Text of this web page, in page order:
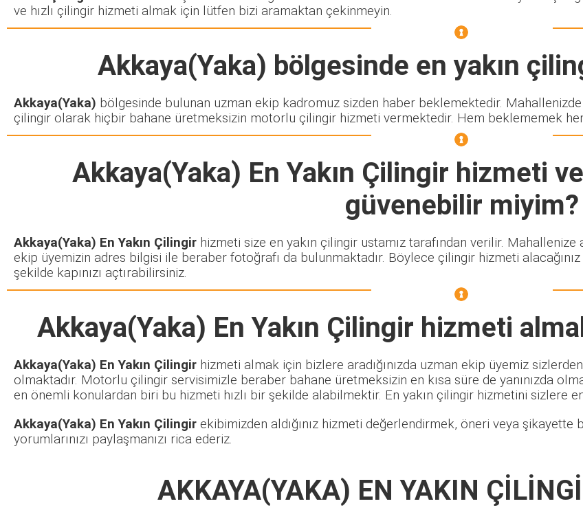
ve hızlı çilingir hizmeti almak için lütfen bizi aramaktan çekinmeyin.
Akkaya(Yaka) bölgesinde en yakın
Akkaya(Yaka) bölgesinde bulunan uzman ekip kadromuz sizden haber beklemektedir.
çilingir olarak hiçbir bahane üretmeksizin motorlu çilingir hizmeti vermektedir. Hem beklememek
Akkaya(Yaka) En Yakın Çilingir hizmeti
güvenebilir miyim?
Akkaya(Yaka) En Yakın Çilingir hizmeti size en yakın çilingir ustamız tarafından verilir.
ekip üyemizin adres bilgisi ile beraber fotoğrafı da bulunmaktadır. Böylece çilingir hizmeti
şekilde kapınızı açtırabilirsiniz.
Akkaya(Yaka) En Yakın Çilingir hizmeti
Akkaya(Yaka) En Yakın Çilingir hizmeti almak için bizlere aradığınızda uzman ekip üyemiz
olmaktadır. Motorlu çilingir servisimizle beraber bahane üretmeksizin en kısa süre de yanınızda
en önemli konulardan biri bu hizmeti hızlı bir şekilde alabilmektir. En yakın çilingir hizmetini sizlere
Akkaya(Yaka) En Yakın Çilingir ekibimizden aldığınız hizmeti değerlendirmek, öneri veya
yorumlarınızı paylaşmanızı rica ederiz.
AKKAYA(YAKA) EN YAKIN